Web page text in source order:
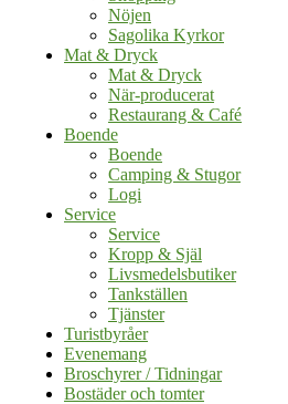
Nöjen
Sagolika Kyrkor
Mat & Dryck
Mat & Dryck
När-producerat
Restaurang & Café
Boende
Boende
Camping & Stugor
Logi
Service
Service
Kropp & Själ
Livsmedelsbutiker
Tankställen
Tjänster
Turistbyråer
Evenemang
Broschyrer / Tidningar
Bostäder och tomter